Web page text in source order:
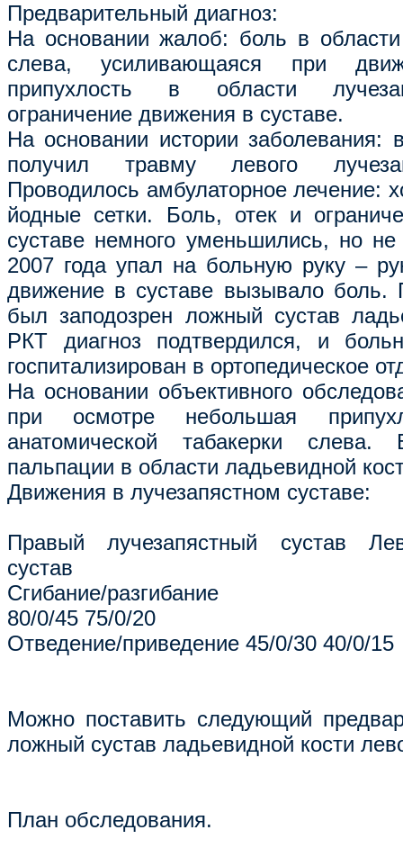
Предварительный диагноз:
На основании жалоб: боль в
слева, усиливающаяся при
припухлость в области
ограничение движения в суставе.
На основании истории заболевания:
получил травму левого
Проводилось амбулаторное лечение:
йодные сетки. Боль, отек и
суставе немного уменьшились, но
2007 года упал на больную руку –
движение в суставе вызывало боль.
был заподозрен ложный сустав
РКТ диагноз подтвердился, и
госпитализирован в ортопедическое
На основании объективного
при осмотре небольшая
анатомической табакерки слева.
пальпации в области ладьевидной
Движения в лучезапястном суставе:
Правый лучезапястный сустав
сустав
Сгибание/разгибание
80/0/45 75/0/20
Отведение/приведение 45/0/30 40/0/15
Можно поставить следующий
ложный сустав ладьевидной кости
План обследования.